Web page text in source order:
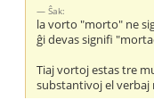
Ŝak:
la vorto "morto" ne
ĝi devas signifi
Tiaj vortoj estas tre
substantivoj el verbaj